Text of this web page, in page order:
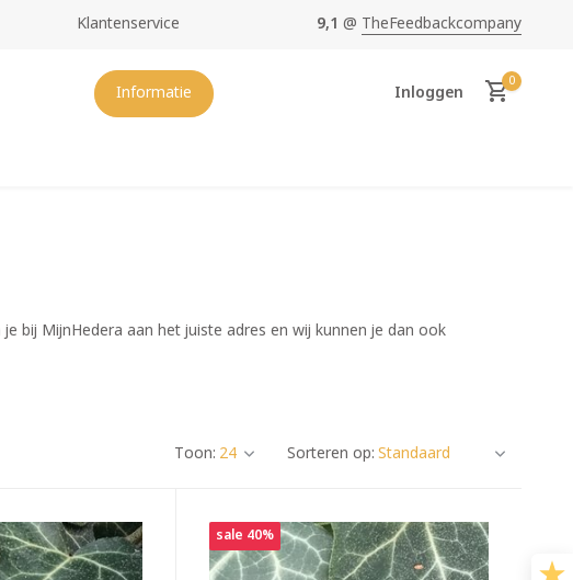
Goedkoopste en mooiste Hedera van NL
Klantenservice 9,1 @ TheFeedbackcompany
Informatie Inloggen
0
bij MijnHedera aan het juiste adres en wij kunnen je dan ook
Toon: Sorteren op:
sale 40%